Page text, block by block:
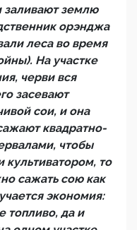
заливают землю
орэнджа
леса во время
На участке
черви вся
засевают
сои, и она
квадратно-
чтобы
то
сажать сою как
экономия:
топливо, да и